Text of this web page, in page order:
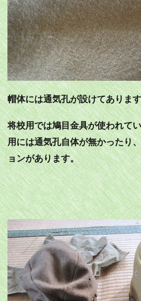
帽体には通気孔が設けてありま
将校用では鳩目金具が使われて
用には通気孔自体が無かったり
ョンがあります。